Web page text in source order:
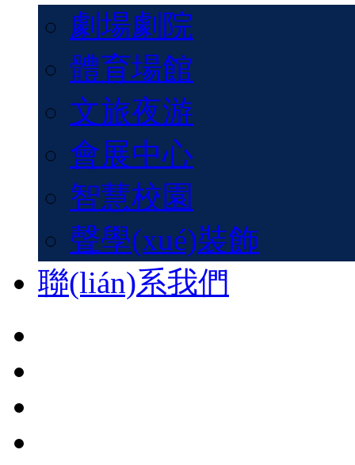
劇場劇院
體育場館
文旅夜游
會展中心
智慧校園
聲學(xué)裝飾
聯(lián)系我們